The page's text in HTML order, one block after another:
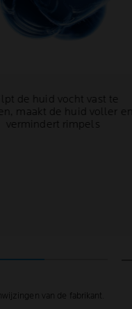
de huid vocht vast te
maakt de huid voller en
vermindert rimpels
van de fabrikant.